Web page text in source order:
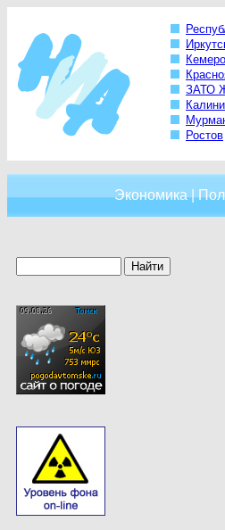
ЗАТО
Ростов
Экономика|